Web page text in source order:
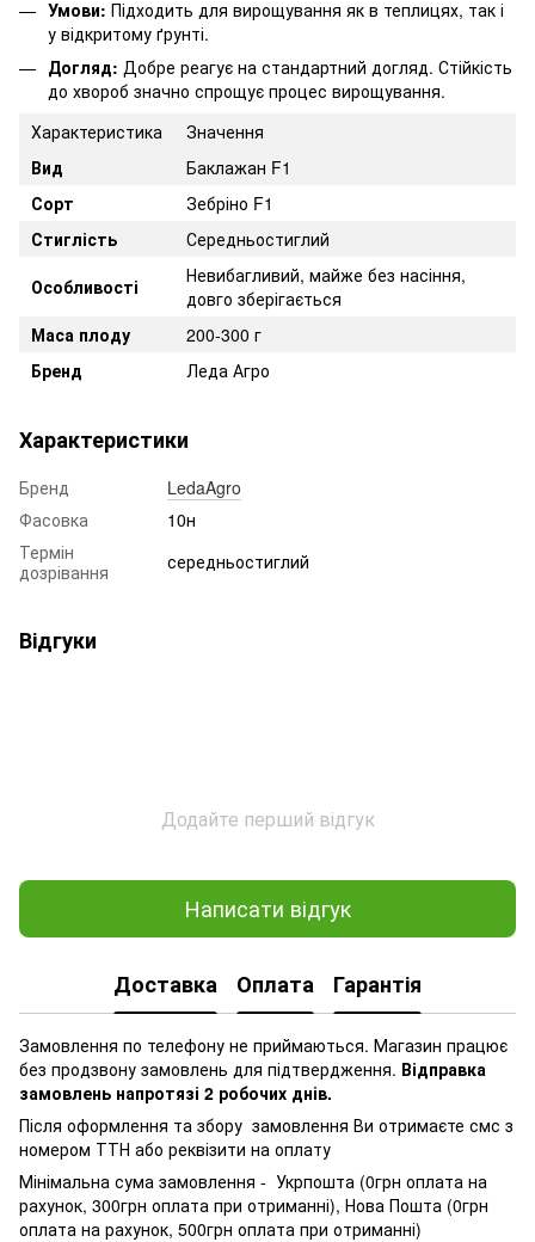
Умови: Підходить для вирощування як в теплицях, так і
у відкритому ґрунті.
Догляд: Добре реагує на стандартний догляд. Стійкість
до хвороб значно спрощує процес вирощування.
Характеристика
Значення
Вид
Баклажан F1
Сорт
Зебріно F1
Стиглість
Середньостиглий
Особливості
Невибагливий, майже без насіння,
довго зберігається
Маса плоду
200-300 г
Бренд
Леда Агро
Характеристики
Бренд
LedaAgro
Фасовка
10н
Термін
дозрівання
середньостиглий
Відгуки
Додайте перший відгук
Написати відгук
Доставка Оплата Гарантія
Замовлення по телефону не приймаються. Магазин працює
без продзвону замовлень для підтвердження. Відправка
замовлень напротязі 2 робочих днів.
Після оформлення та збору замовлення Ви отримаєте смс з
номером ТТН або реквізити на оплату
Мінімальна сума замовлення - Укрпошта (0грн оплата на
рахунок, 300грн оплата при отриманні), Нова Пошта (0грн
оплата на рахунок, 500грн оплата при отриманні)